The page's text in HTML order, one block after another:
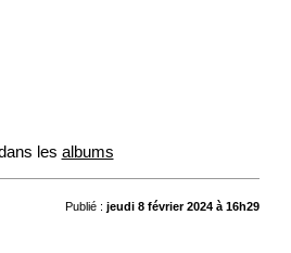
les albums
Publié : jeudi 8 février 2024 à 16h29